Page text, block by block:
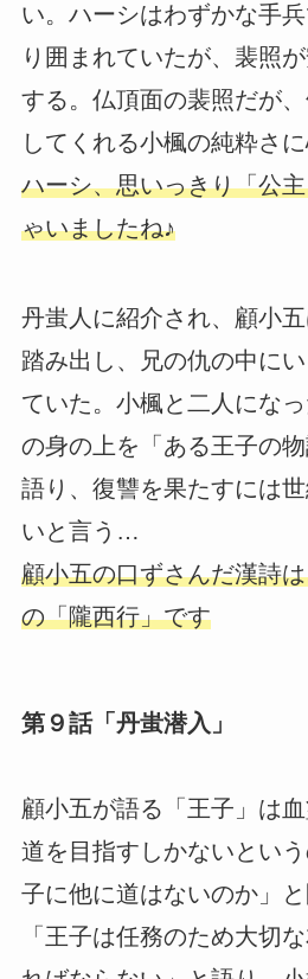
い。ハーシはわずかな手
り囲まれていたが、裴照
する。仏頂面の裴照だが
してくれる小楓の純粋さに
ハーシ、思いっきり「公
ゃいましたね♪
丹蚩人に紹介され、顧小
踏み出し、兄の仇の中に
ていた。小楓と二人にな
の身の上を「ある王子の
語り、復讐を果たすには
いと言う…
顧小五の口ずさんだ漢詩
の「隴西行」です
第９話「丹蚩潜入」
顧小五が語る「王子」は
道を目指すしかないとい
子に他に道はないのか」と
「王子は任務のため大切